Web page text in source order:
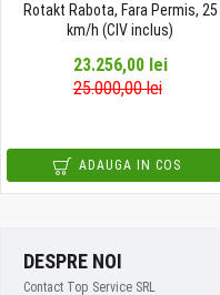
Rotakt Rabota, Fara Permis, 25
km/h (CIV inclus)
23.256,00 lei
25.000,00 lei
ADAUGA IN COS
DESPRE NOI
Contact Top Service SRL